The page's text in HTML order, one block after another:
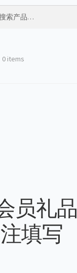
0 items
员礼品
填写